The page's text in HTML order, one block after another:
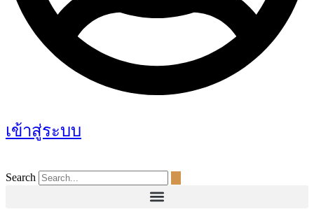
เข้าสู่ระบบ
Search